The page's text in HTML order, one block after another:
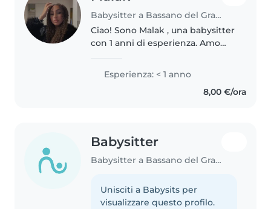
Babysitter a Bassano del Grappa
Ciao! Sono Malak , una babysitter
con 1 anni di esperienza. Amo
creativo e le attività all'aperto.
Sono una persona paziente,..
Esperienza: < 1 anno
8,00 €/ora
Babysitter
Babysitter a Bassano del Grappa
Unisciti a Babysits per
visualizzare questo profilo.